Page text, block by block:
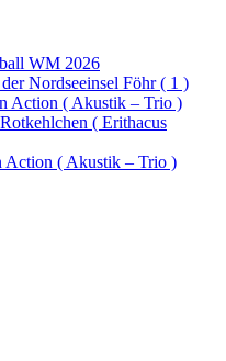
WM 2026
Nordseeinsel Föhr ( 1 )
Action ( Akustik – Trio )
( Erithacus
Action ( Akustik – Trio )